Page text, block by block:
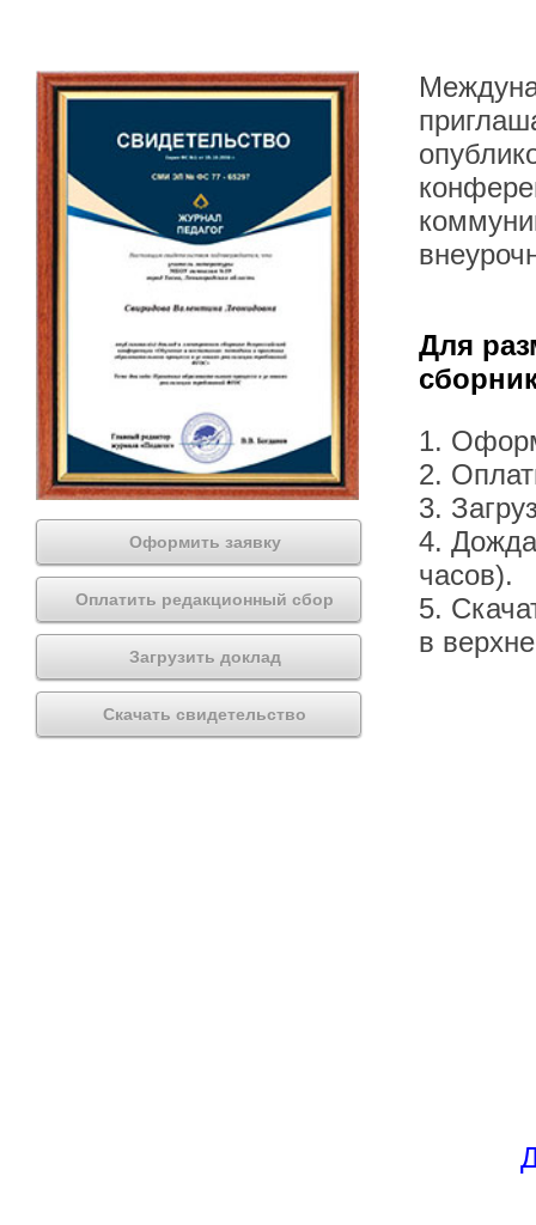
Оформить заявку
Оплатить редакционный сбор
Загрузить доклад
Скачать свидетельство
Для
1.
2.
3.
4.
часов).
5.
в